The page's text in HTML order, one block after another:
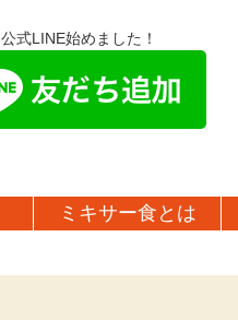
公式LINE始めました！
ミキサー食とは